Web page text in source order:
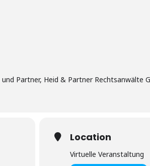
Partner, Heid & Partner Rechtsanwälte
Location
Virtuelle Veranstaltung